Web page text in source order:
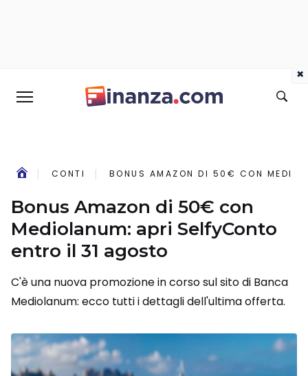
CONTI BONUS AMAZON DI 50€ CON
Bonus Amazon di 50€ con
Mediolanum: apri SelfyConto
entro il 31 agosto
C'è una nuova promozione in corso sul sito di Banca
Mediolanum: ecco tutti i dettagli dell'ultima offerta.
×